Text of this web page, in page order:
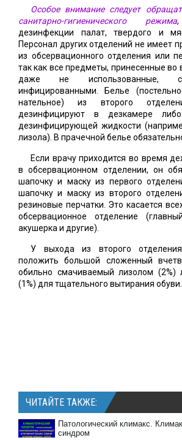
Особое внимание следует
санитарно-гигиенического режима,
дезинфекции палат, твердого и
Персонал других отделений не имеет
из обсервационного отделения или
так как все предметы, принесенные во
даже не использованные,
инфицированными. Белье
нательное) из второго
дезинфицируют в дезкамере
дезинфицирующей жидкости
лизола). В прачечной белье
Если врачу приходится во время
в обсервационном отделении, он
шапочку и маску из первого
шапочку и маску из второго
резиновые перчатки. Это касается
обсервационное отделение
акушерка и другие).
У выхода из второго
положить большой сложенный
обильно смачиваемый лизолом (2%)
(1%) для тщательного вытирания обуви.
ЧИТАЙТЕ ТАКЖЕ:
Патологический климакс.
синдром